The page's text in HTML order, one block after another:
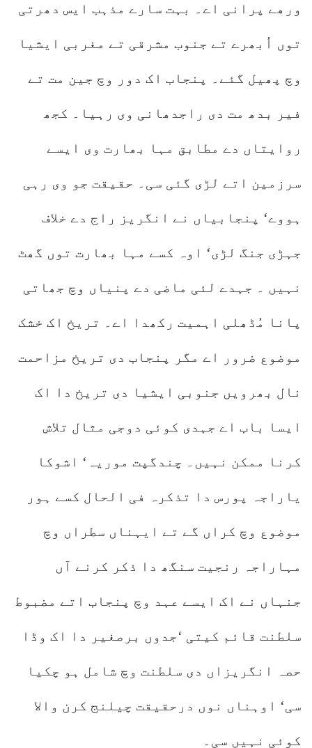
ورھے پرانی اے۔ بہت سارے مذہب ایس دھرتی
توں اُبھرے تے جنوب مشرقی تے مغربی ایشیا
وچ پھیل گئے۔ پنجاب اک دور وچ جین مت تے
فیر بدھ مت دی راجدھانی وی رہیا۔ کجھ
روایتاں دے مطابق مہا بھارت وی ایسے
سرزمین اتے لڑی گئی سی۔ حقیقت جو وی رہی
ہووے‘ پنجابیاں نے انگریز راج دے خلاف
جہڑی جنگ لڑی‘ اوہ کسے مہا بھارت توں گھٹ
نہیں ۔ جہدے لئی ماضی دے پنیاں وچ جھاتی
پانا مُڈھلی اہمیت رکھدا اے۔ تریخ اک خشک
موضوع ضرور اے مگر پنجاب دی تریخ مزاحمت
نال بھرویں جنوبی ایشیا دی تریخ دا اک
ایسا باب اے جہدی کوئی دوجی مثال تلاش
کرنا ممکن نہیں۔ چندگپت موریہ‘ اشوکا
یاراجہ پورس دا تذکرہ فی الحال کسے ہور
موضوع وچ کراں گے تے ایہناں سطراں وچ
مہاراجہ رنجیت سنگھ دا ذکر کرنے آں
جنہاں نے اک ایسے عہد وچ پنجاب اتے مضبوط
سلطنت قائم کیتی ‘جدوں برصغیر دا اک وڈا
حصہ انگریزاں دی سلطنت وچ شامل ہو چکیا
سی‘ اوہناں نوں درحقیقت چیلنج کرن والا
کوئی نہیں سی۔